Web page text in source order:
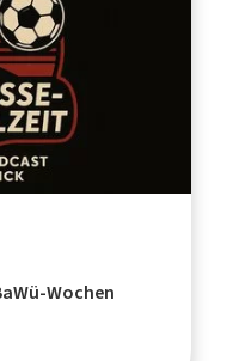
Wochen